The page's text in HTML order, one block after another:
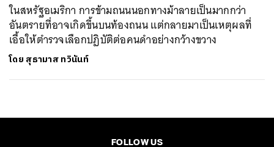
ในสหรัฐอเมริกา การข้ามถนนนอกทางม้าลายเป็นมากกว่า
อันตรายที่อาจเกิดขึ้นบนท้องถนน แต่กลายมาเป็นเหตุผลที่
เอื้อให้ตำรวจเลือกปฏิบัติต่อคนดำอย่างกว้างขวาง
โดย สุธามาส ทวินันท์
FOLLOW US